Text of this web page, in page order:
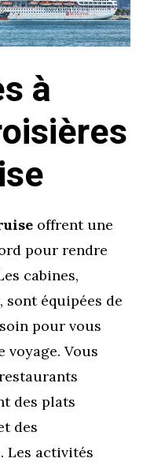
à
offrent une
pour rendre
cabines,
sont équipées de
pour vous
voyage. Vous
des plats
des
Les activités